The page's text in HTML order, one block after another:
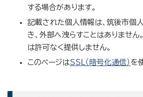
する場合があります。
記載された個人情報は、筑後市個
き、外部へ洩らすことはありません
は許可なく提供しません。
このページはSSL（暗号化通信） を